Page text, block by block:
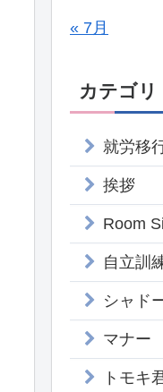
« 7月
カテゴリ
就労移
挨拶
Room
自立訓
シャド
マナー
トモキ